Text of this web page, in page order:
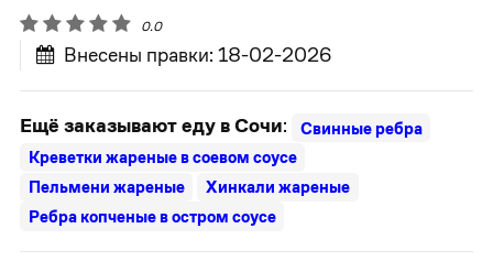
0.0
Внесены правки: 18-02-2026
Ещё заказывают еду в Сочи:
Свинные ребра
Креветки жареные в соевом соусе
Пельмени жареные
Хинкали жареные
Ребра копченые в остром соусе